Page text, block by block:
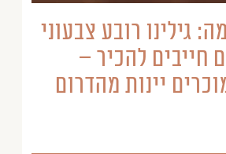
גילינו רובע צבעוני
להכיר –
יינות מהדרום